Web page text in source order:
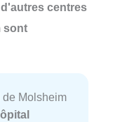
centres
sont
Molsheim